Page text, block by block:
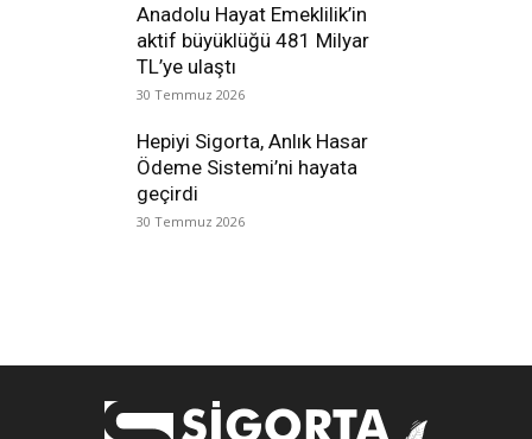
Anadolu Hayat Emeklilik’in
aktif büyüklüğü 481 Milyar
TL’ye ulaştı
30 Temmuz 2026
Hepiyi Sigorta, Anlık Hasar
Ödeme Sistemi’ni hayata
geçirdi
30 Temmuz 2026